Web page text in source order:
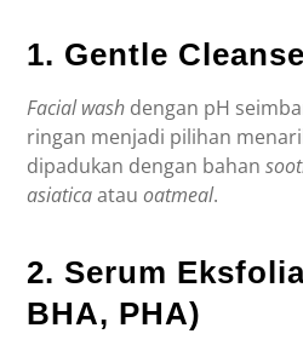
1. Gentle
Facial wash dengan pH
ringan menjadi pilihan
dipadukan dengan bahan
asiaticaatau oatmeal.
2. Serum
BHA, PHA)